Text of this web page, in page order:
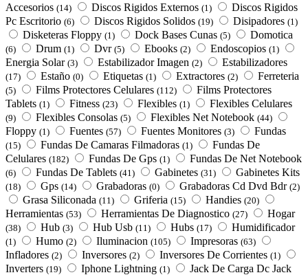
Accesorios (14) Discos Rigidos Externos (1)
Discos Rigidos
Pc Escritorio (6) Discos Rigidos Solidos (19) Disipadores (1)
Disketeras Floppy (1) Dock Bases Cunas (5) Domotica
(6) Drum (1) Dvr (5) Ebooks (2) Endoscopios (1)
Energia Solar (3) Estabilizador Imagen (2) Estabilizadores
(17) Estaño (0) Etiquetas (1) Extractores (2) Ferreteria
(5) Films Protectores Celulares (112)
Films Protectores
Tablets (1) Fitness (23) Flexibles (1) Flexibles Celulares
(9) Flexibles Consolas (5) Flexibles Net Notebook (44)
Floppy (1) Fuentes (57) Fuentes Monitores (3) Fundas
(15) Fundas De Camaras Filmadoras (1)
Fundas De
Celulares (182) Fundas De Gps (1) Fundas De Net Notebook
(6) Fundas De Tablets (41) Gabinetes (31) Gabinetes Kits
(18) Gps (14) Grabadoras (0) Grabadoras Cd Dvd Bdr (2)
Grasa Siliconada (11) Griferia (15) Handies (20)
Herramientas (53) Herramientas De Diagnostico (27) Hogar
(38) Hub (3) Hub Usb (11) Hubs (17) Humidificador
(1) Humo (2) Iluminacion (105) Impresoras (63)
Infladores (2) Inversores (2) Inversores De Corrientes (1)
Inverters (19) Iphone Lightning (1) Jack De Carga Dc Jack